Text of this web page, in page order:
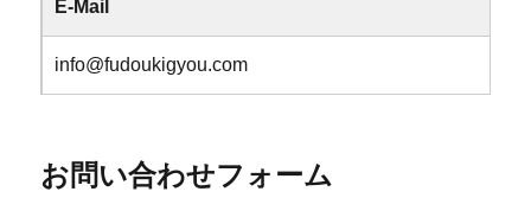
E-Mail
info@fudoukigyou.com
お問い合わせフォーム